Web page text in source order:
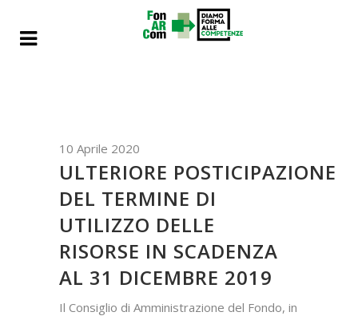
10 Aprile 2020
ULTERIORE POSTICIPAZIONE
DEL TERMINE DI
UTILIZZO DELLE
RISORSE IN SCADENZA
AL 31 DICEMBRE 2019
Il Consiglio di Amministrazione del Fondo, in